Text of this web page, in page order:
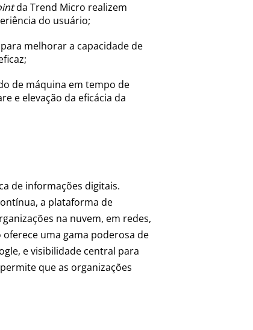
da Trend Micro realizem
do usuário;
melhorar a capacidade de
de máquina em tempo de
e elevação da eficácia da
de informações digitais.
a plataforma de
na nuvem, em redes,
uma gama poderosa de
e visibilidade central para
que as organizações